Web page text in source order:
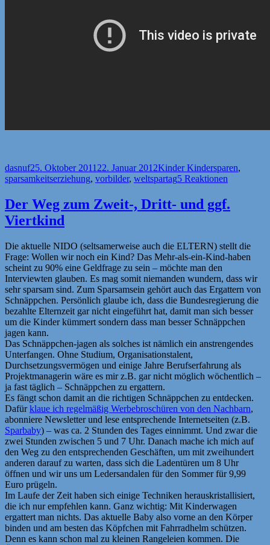
Autor
dasnufVeröffentlicht
am
25. Oktober 2011 22. Januar 2012Kategorien
Kinder KinderSchlagwörter
sparen,
sparsamkeitserziehung, vorbilder, weltspartag5 Reaktionen
Der Weg zum Zweit-, Dritt- und ggf.
Viertkind
Die aktuelle NIDO (seltsamerweise auch die ELTERN) stellt die
Frage: Wollen wir noch ein Kind? Das Mehr-als-ein-Kind-haben
scheint zu 90% eine Geldfrage zu sein – möchte man den
Interviewten glauben. Es mag somit niemanden wundern, dass wir
sehr sparsam sind. Zum Sparsamsein gehört auch das Ergattern von
Schnäppchen. Persönlich glaube ich, dass die Bundesregierung die
bezahlte Elternzeit gar nicht eingeführt hat, damit man sich besser
um die Kinder kümmert sondern dass man besser Schnäppchen
jagen kann.
Das Schnäppchen-jagen als solches ist nämlich ein anstrengendes
Unterfangen. Ohne Studium, Organisationstalent,
Durchsetzungsvermögen und einige Jahre Berufserfahrung als
Projektmanagerin wäre es mir z.B. gar nicht möglich wöchentlich –
ja fast täglich – Schnäppchen zu ergattern.
Es fängt schon damit an die richtigen Schnäppchen zu entdecken.
Dafürklaue ich regelmäßig Werbebroschüren von den Nachbarn,
abonniere Newsletter und lese entsprechende Internetseiten (z.B.
Sparbaby) – was ca. 2 Stunden des Tages einnimmt. Und zwar die
zwei Stunden zwischen 5 und 7 Uhr. Danach mache ich mich auf
den Weg zu den entsprechenden Geschäften, um mit zweihundert
anderen darauf zu warten, dass sich die Ladentüren um 8 Uhr
öffnen und wir uns um Ledersandalen für den Sommer für 9,99
Euro prügeln.
Im Laufe der Zeit haben sich einige Techniken herauskristallisiert,
die ich nur empfehlen kann. Ganz wichtig: Mit Kinderwagen
ergattert man nichts. Das aktuelle Baby also vorne an den Körper
binden und am besten das Köpfchen mit Fahrradhelm schützen.
Denn es kann schon mal zu kleinen Rangeleien kommen. Die